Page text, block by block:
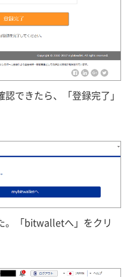
できたら、「登録完了」
。「bitwalletへ」をクリ